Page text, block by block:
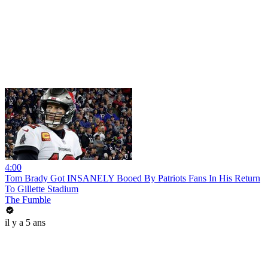
4:00
Tom Brady Got INSANELY Booed By Patriots Fans In His Return
To Gillette Stadium
The Fumble
il y a 5 ans